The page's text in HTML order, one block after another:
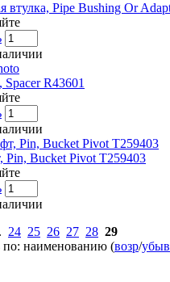
втулка, Pipe Bushing Or
R43601
Bucket Pivot T259403
24 25 26 27 28 29
по: наименованию (возр/убыв